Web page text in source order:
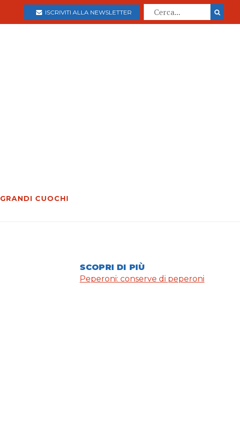
ISCRIVITI ALLA NEWSLETTER
GRANDI CUOCHI
SCOPRI DI PIÙ
Peperoni: conserve di peperoni